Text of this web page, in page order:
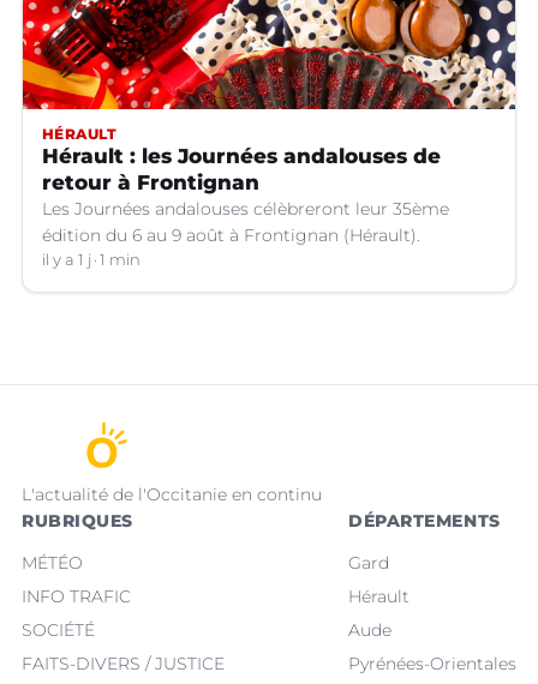
HÉRAULT
Hérault : les Journées andalouses de
retour à Frontignan
Les Journées andalouses célèbreront leur 35ème
édition du 6 au 9 août à Frontignan (Hérault).
il y a 1 j 1 min
L'actualité de l'Occitanie en continu
RUBRIQUES
MÉTÉO
INFO TRAFIC
SOCIÉTÉ
FAITS-DIVERS / JUSTICE
DÉPARTEMENTS
Gard
Hérault
Aude
Pyrénées-Orientales